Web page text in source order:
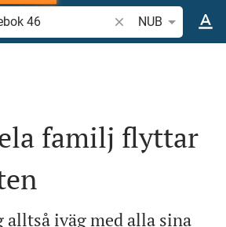
Sök bibelvers eller
NUB
familj flyttar
alltså iväg med alla sina